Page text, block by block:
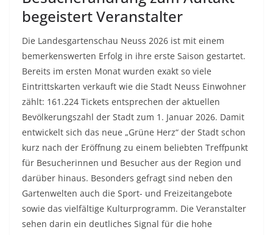
begeistert Veranstalter
Die Landesgartenschau Neuss 2026 ist mit einem
bemerkenswerten Erfolg in ihre erste Saison gestartet.
Bereits im ersten Monat wurden exakt so viele
Eintrittskarten verkauft wie die Stadt Neuss Einwohner
zählt: 161.224 Tickets entsprechen der aktuellen
Bevölkerungszahl der Stadt zum 1. Januar 2026. Damit
entwickelt sich das neue „Grüne Herz“ der Stadt schon
kurz nach der Eröffnung zu einem beliebten Treffpunkt
für Besucherinnen und Besucher aus der Region und
darüber hinaus. Besonders gefragt sind neben den
Gartenwelten auch die Sport- und Freizeitangebote
sowie das vielfältige Kulturprogramm. Die Veranstalter
sehen darin ein deutliches Signal für die hohe